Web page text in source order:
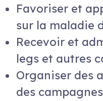
Favoriser et
sur la maladie
Recevoir et
legs et autres
Organiser des
des